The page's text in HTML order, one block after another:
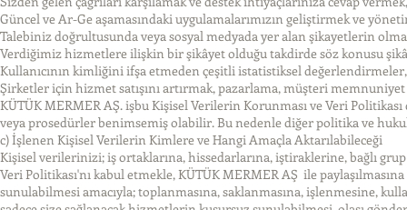
Güncel ve Ar-Ge aşamasındaki uygulamalarımızın geliştirmek ve
Talebiniz doğrultusunda veya sosyal medyada yer alan şikayetlerin
Verdiğimiz hizmetlere ilişkin bir şikâyet olduğu takdirde söz konusu
Kullanıcının kimliğini ifşa etmeden çeşitli istatistiksel
Şirketler için hizmet satışını artırmak, pazarlama, müşteri
KÜTÜK MERMER AŞ. işbu Kişisel Verilerin Korunması ve Veri
veya prosedürler benimsemiş olabilir. Bu nedenle diğer politika ve
c) İşlenen Kişisel Verilerin Kimlere ve Hangi Amaçla Aktarılabileceği
Kişisel verilerinizi; iş ortaklarına, hissedarlarına, iştiraklerine, bağlı
Veri Politikası'nı kabul etmekle, KÜTÜK MERMER AŞ ile
sunulabilmesi amacıyla; toplanmasına, saklanmasına, işlenmesine,